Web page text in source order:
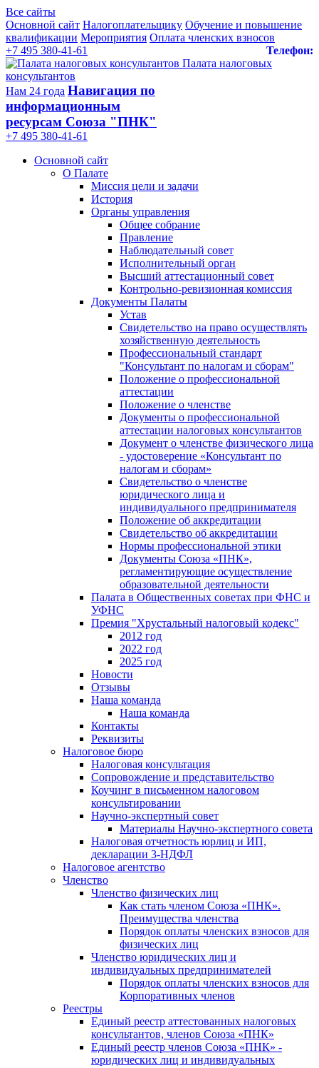
Все сайты
Основной сайт Налогоплательщику Обучение и повышение
квалификации Мероприятия Оплата членских взносов
Телефон:
+7 495 380-41-61
Палата налоговых
консультантов
Нам 24 года Навигация по
информационным
ресурсам Союза "ПНК"
+7 495 380‑41‑61
Основной сайт
О Палате
Миссия цели и задачи
История
Органы управления
Общее собрание
Правление
Наблюдательный совет
Исполнительный орган
Высший аттестационный совет
Контрольно-ревизионная комиссия
Документы Палаты
Устав
Свидетельство на право осуществлять
хозяйственную деятельность
Профессиональный стандарт
"Консультант по налогам и сборам"
Положение о профессиональной
аттестации
Положение о членстве
Документы о профессиональной
аттестации налоговых консультантов
Документ о членстве физического лица
- удостоверение «Консультант по
налогам и сборам»
Свидетельство о членстве
юридического лица и
индивидуального предпринимателя
Положение об аккредитации
Свидетельство об аккредитации
Нормы профессиональной этики
Документы Союза «ПНК»,
регламентирующие осуществление
образовательной деятельности
Палата в Общественных советах при ФНС и
УФНС
Премия "Хрустальный налоговый кодекс"
2012 год
2022 год
2025 год
Новости
Отзывы
Наша команда
Наша команда
Контакты
Реквизиты
Налоговое бюро
Налоговая консультация
Cопровождение и представительство
Коучинг в письменном налоговом
консультировании
Научно-экспертный совет
Материалы Научно-экспертного совета
Налоговая отчетность юрлиц и ИП,
декларации 3-НДФЛ
Налоговое агентство
Членство
Членство физических лиц
Как стать членом Союза «ПНК».
Преимущества членства
Порядок оплаты членских взносов для
физических лиц
Членство юридических лиц и
индивидуальных предпринимателей
Порядок оплаты членских взносов для
Корпоративных членов
Реестры
Единый реестр аттестованных налоговых
консультантов, членов Союза «ПНК»
Единый реестр членов Союза «ПНК» -
юридических лиц и индивидуальных